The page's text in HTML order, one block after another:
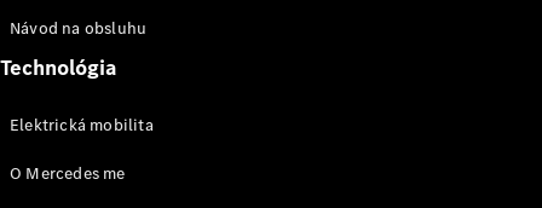
Poistenie
Bezplatný
servis
predĺžená
Návody na
Návod na obsluhu
Technológia
Elektrická mobilita
O Mercedes me